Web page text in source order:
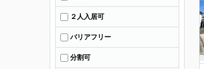
２人入居可
バリアフリー
分割可